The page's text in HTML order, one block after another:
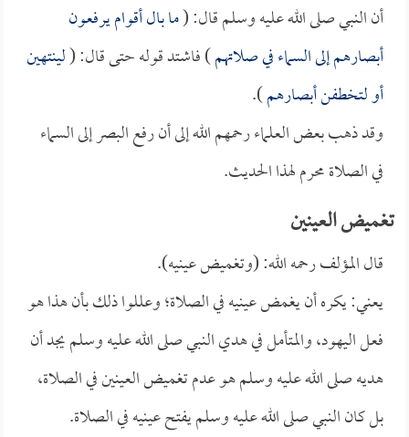
أن النبي صلى الله عليه وسلم قال: (ما بال أقوام يرفعون
أبصارهم إلى السماء في صلاتهم) فاشتد قوله حتى قال: (لينتهين
أو لتخطفن أبصارهم).
وقد ذهب بعض العلماء رحمهم الله إلى أن رفع البصر إلى السماء
في الصلاة محرم لهذا الحديث.
تغميض العينين
قال المؤلف رحمه الله: (وتغميض عينيه).
يعني: يكره أن يغمض عينيه في الصلاة؛ وعللوا ذلك بأن هذا هو
فعل اليهود، والمتأمل في هدي النبي صلى الله عليه وسلم يجد أن
هديه صلى الله عليه وسلم هو عدم تغميض العينين في الصلاة،
بل كان النبي صلى الله عليه وسلم يفتح عينيه في الصلاة.